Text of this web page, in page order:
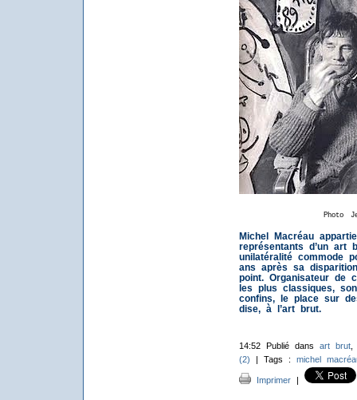
Photo
Michel Macréau
représentants d’un art
unilatéralité commode
ans après sa
point. Organisateur de
les plus classiques,
confins, le place sur
dise, à l’art brut.
14:52 Publié dans art brut
(2) | Tags : michel
Imprimer|